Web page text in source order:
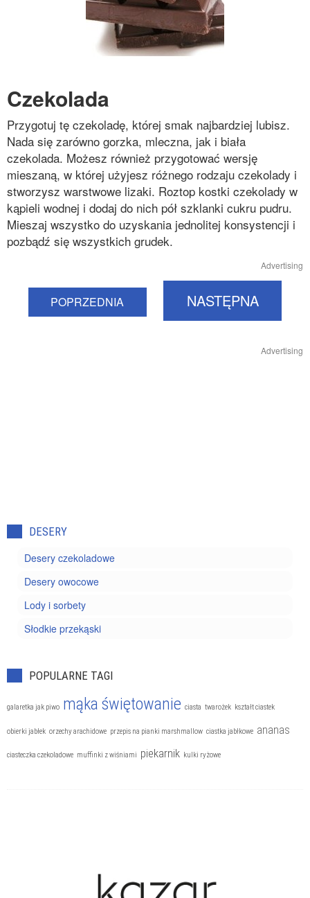
Czekolada
Przygotuj tę czekoladę, której smak najbardziej lubisz.
Nada się zarówno gorzka, mleczna, jak i biała
czekolada. Możesz również przygotować wersję
mieszaną, w której użyjesz różnego rodzaju czekolady i
stworzysz warstwowe lizaki. Roztop kostki czekolady w
kąpieli wodnej i dodaj do nich pół szklanki cukru pudru.
Mieszaj wszystko do uzyskania jednolitej konsystencji i
pozbądź się wszystkich grudek.
Advertising
POPRZEDNIA NASTĘPNA
Advertising
DESERY
Desery czekoladowe
Desery owocowe
Lody i sorbety
Słodkie przekąski
POPULARNE TAGI
galaretka jak piwo mąka świętowanie ciasta twarożek kształt ciastek
obierki jabłek orzechy arachidowe przepis na pianki marshmallow ciastka jabłkowe ananas
ciasteczka czekoladowe muffinki z wiśniami piekarnik kulki ryżowe